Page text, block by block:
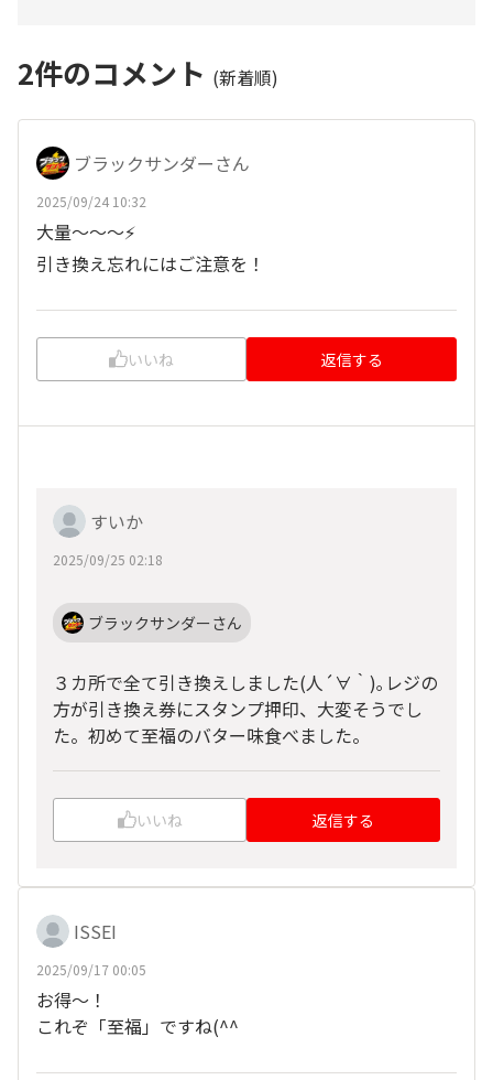
2件のコメント (新着順)
ブラックサンダーさん
2025/09/24 10:32
大量～～～⚡
引き換え忘れにはご注意を！
いいね 返信する
すいか
2025/09/25 02:18
ブラックサンダーさん
３カ所で全て引き換えしました(⁠人⁠ ⁠´⁠∀⁠｀⁠)⁠｡⁠ レジの
方が引き換え券にスタンプ押印、大変そうでし
た。初めて至福のバター味食べました。
いいね 返信する
ISSEI
2025/09/17 00:05
お得〜！
これぞ「至福」ですね(^^